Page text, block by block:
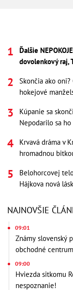
Ďalšie
dovolenkový raj,
Skončia ako
hokejové
Kúpanie sa
Nepodarilo sa
Krvavá dráma v
hromadnou
Belohorcovej
Hájkova nová
NAJNOVŠIE
09:01
Známy slovenský
obchodné
09:00
Hviezda sitkomu
nespoznanie!